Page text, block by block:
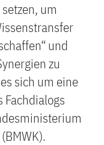
um
und
zu
sich um eine
Fachdialogs